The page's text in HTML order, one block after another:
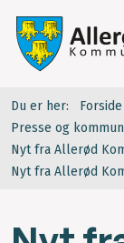
Du er her: Forside
Presse og
Nyt fra Allerød
Nyt fra Allerød